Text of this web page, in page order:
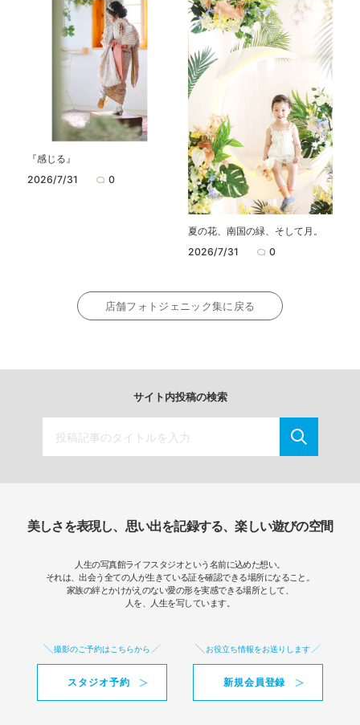
『感じる』
2026/7/31
0
夏の花、南国の緑、そして月。
2026/7/31
0
店舗フォトジェニック集に戻る
サイト内投稿の検索
美しさを表現し、思い出を記録する、楽しい遊びの空間
人生の写真館ライフスタジオという名前に込めた想い。
それは、出会う全ての人が生きている証を確認できる場所になること。
家族の絆とかけがえのない愛の形を実感できる場所として、
人を、人生を写しています。
撮影のご予約はこちらから
スタジオ予約
お役立ち情報をお送りします
新規会員登録